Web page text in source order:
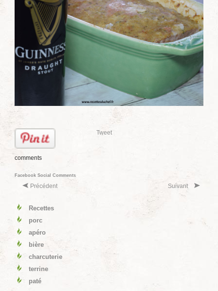
Tweet
comments
Facebook Social Comments
Précédent Suivant
Recettes
porc
apéro
bière
charcuterie
terrine
paté